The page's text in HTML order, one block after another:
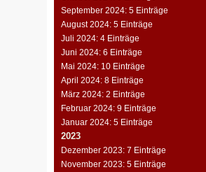
September 2024: 5 Einträge
August 2024: 5 Einträge
Juli 2024: 4 Einträge
Juni 2024: 6 Einträge
Mai 2024: 10 Einträge
April 2024: 8 Einträge
März 2024: 2 Einträge
Februar 2024: 9 Einträge
Januar 2024: 5 Einträge
2023
Dezember 2023: 7 Einträge
November 2023: 5 Einträge